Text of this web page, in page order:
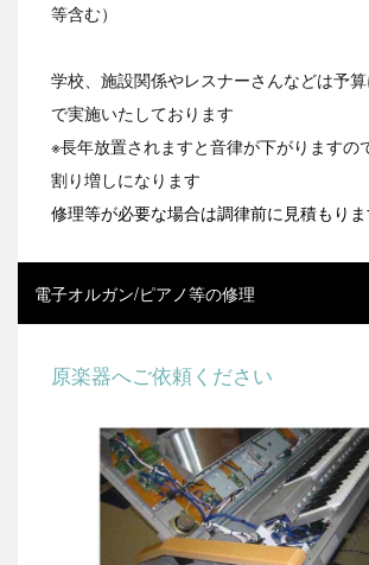
等含む）
学校、施設関係やレスナーさんなどは予
で実施いたしております
※長年放置されますと音律が下がりますの
割り増しになります
修理等が必要な場合は調律前に見積もり
電子オルガン/ピアノ等の修理
原楽器へご依頼ください